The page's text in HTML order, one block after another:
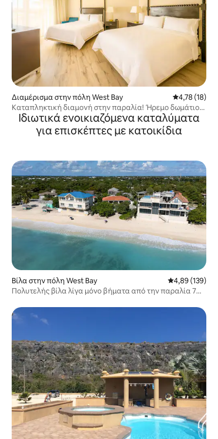
Διαμέρισμα στην πόλη West Bay Μέση
4,78 (18)
Καταπληκτική διαμονή στην παραλία! Ήρεμο δωμάτιο,
εξωτερική πισίνα
Ιδιωτικά ενοικιαζόμενα καταλύματα
για επισκέπτες με κατοικίδια
Βίλα στην πόλη West Bay Μέση
4,89 (139)
Πολυτελής βίλα λίγα μόνο βήματα από την παραλία 7